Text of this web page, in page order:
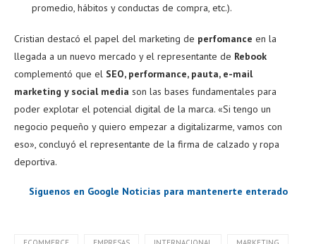
promedio, hábitos y conductas de compra, etc.).
Cristian destacó el papel del marketing de perfomance en la
llegada a un nuevo mercado y el representante de Rebook
complementó que el SEO, performance, pauta, e-mail
marketing y social media son las bases fundamentales para
poder explotar el potencial digital de la marca. «Si tengo un
negocio pequeño y quiero empezar a digitalizarme, vamos con
eso», concluyó el representante de la firma de calzado y ropa
deportiva.
Síguenos en Google Noticias para mantenerte enterado